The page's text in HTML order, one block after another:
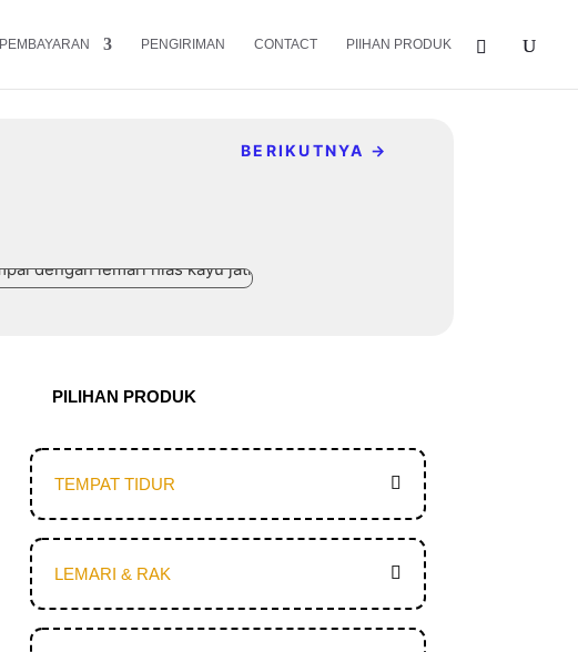
PEMBAYARAN PENGIRIMAN CONTACT PIIHAN PRODUK
BERIKUTNYA →
PILIHAN PRODUK
TEMPAT TIDUR
LEMARI & RAK